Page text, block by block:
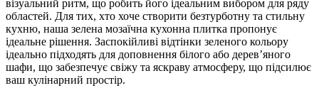
візуальний ритм, що робить його ідеальним вибором для ряду
областей. Для тих, хто хоче створити безтурботну та стильну
кухню, наша зелена мозаїчна кухонна плитка пропонує
ідеальне рішення. Заспокійливі відтінки зеленого кольору
ідеально підходять для доповнення білого або дерев’яного
шафи, що забезпечує свіжу та яскраву атмосферу, що підсилює
ваш кулінарний простір.